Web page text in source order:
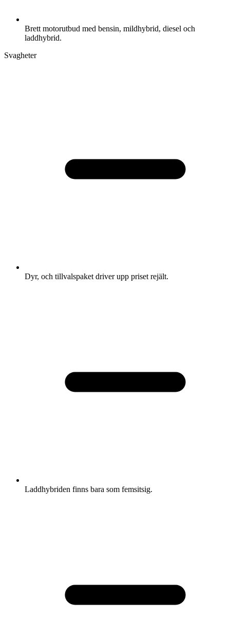
Brett motorutbud med bensin, mildhybrid, diesel och
laddhybrid.
Svagheter
Dyr, och tillvalspaket driver upp priset rejält.
Laddhybriden finns bara som femsitsig.